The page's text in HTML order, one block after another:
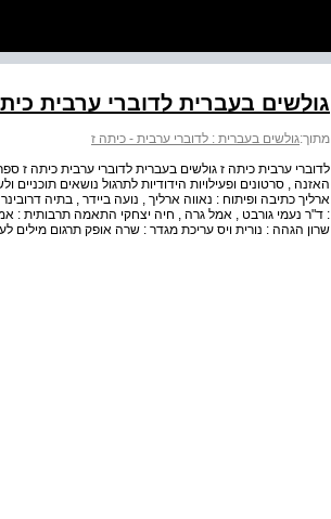
גולשים בעברית לדוברי ערבית
מתוך:גולשים בעברית : לדוברי ערבית - כיתה ז
לדוברי ערבית כיתה ז גולשים בעברית לדוברי ערבית כיתה ז
האזנה , סרטונים ופעילויות הידודיות לתרגול נושאים תוכניים
ארליך כתיבה ופיתוח : נאווה ארליך , נועה ביידר , בתיה
: ד"ר נעמי גורבט , אמל גרה , חיה יצחקי התאמה תרבותית :
שרון הגהה : נורית ויס עריכת מגדר : שרה אופק תרגום מילים